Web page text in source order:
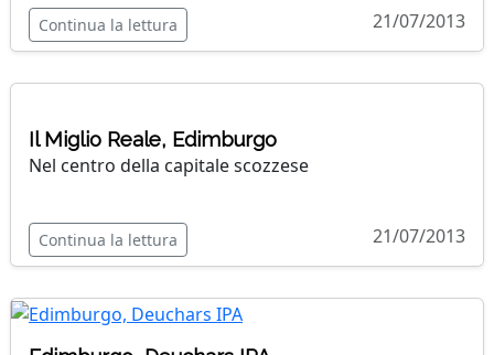
Continua la lettura 21/07/2013
Il Miglio Reale, Edimburgo
Nel centro della capitale scozzese
Continua la lettura 21/07/2013